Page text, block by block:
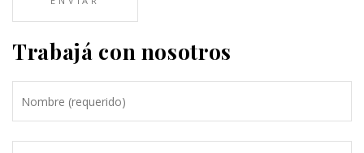
Trabajá con nosotros